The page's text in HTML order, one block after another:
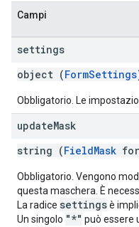
Campi
settings
object (FormSettings
Obbligatorio. Le
updateMask
string (FieldMask
Obbligatorio. Vengono
questa maschera. È
La radice settingsè
Un singolo "*" può essere